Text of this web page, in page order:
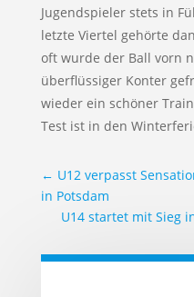
Jugendspieler stets in
letzte Viertel gehörte
oft wurde der Ball vorn
überflüssiger Konter
wieder ein schöner
Test ist in den
← U12 verpasst
in Potsdam
U14 startet mit Sieg